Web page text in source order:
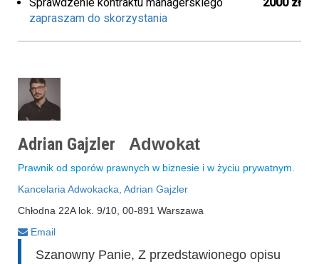
zapraszam do skorzystania
Adrian Gajzler Adwokat
Prawnik od sporów prawnych w biznesie i w życiu prywatnym.
Kancelaria Adwokacka, Adrian Gajzler
Chłodna 22A lok. 9/10, 00-891 Warszawa
Email
Szanowny Panie, Z przedstawionego opisu